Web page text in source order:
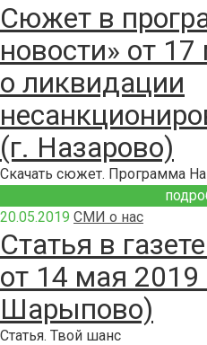
Сюжет в
новости» от
о ликвидации
(г. Назарово)
Скачать сюжет. Программа
20.05.2019 СМИ о нас
Статья в
от 14 мая 2019
Шарыпово)
Статья. Твой шанс